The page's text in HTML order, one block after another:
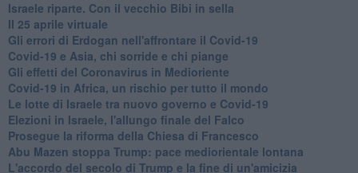
Israele riparte. Con il vecchio Bibi in sella
Il 25 aprile virtuale
Gli errori di Erdogan nell'affrontare il Covid-19
Covid-19 e Asia, chi sorride e chi piange
Gli effetti del Coronavirus in Medioriente
Covid-19 in Africa, un rischio per tutto il mondo
Le lotte di Israele tra nuovo governo e Covid-19
Elezioni in Israele, l'allungo finale del Falco
Prosegue la riforma della Chiesa di Francesco
Abu Mazen stoppa Trump: pace mediorientale lontana
L'accordo del secolo di Trump e la fine di un'amicizia